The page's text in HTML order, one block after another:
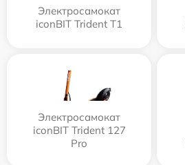
Электросамокат
iconBIT Trident T1
Электросамокат
iconBIT Trident 127
Pro